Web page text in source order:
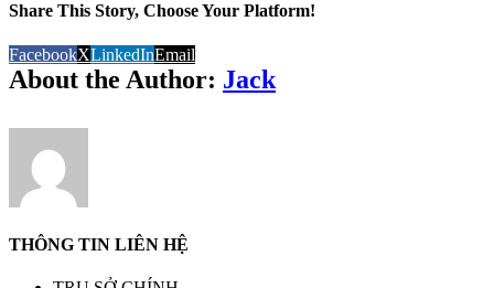
Share This Story, Choose Your Platform!
FacebookXLinkedInEmail
About the Author: Jack
THÔNG TIN LIÊN HỆ